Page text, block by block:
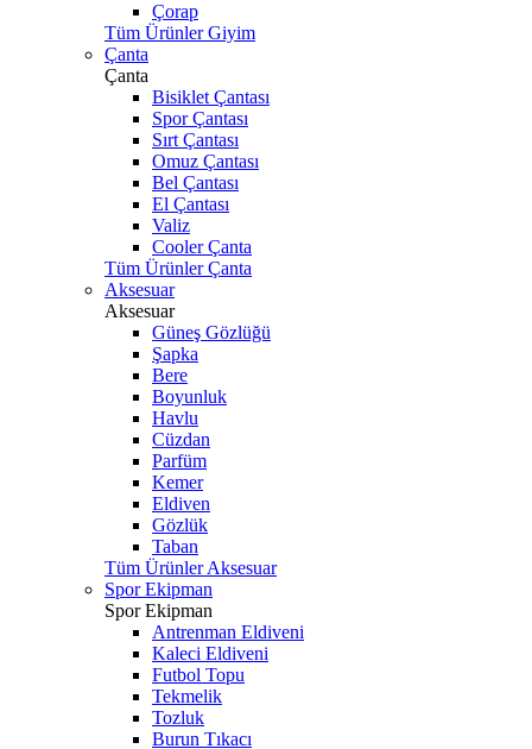
Çorap
Tüm Ürünler Giyim
Çanta
Çanta
Bisiklet Çantası
Spor Çantası
Sırt Çantası
Omuz Çantası
Bel Çantası
El Çantası
Valiz
Cooler Çanta
Tüm Ürünler Çanta
Aksesuar
Aksesuar
Güneş Gözlüğü
Şapka
Bere
Boyunluk
Havlu
Cüzdan
Parfüm
Kemer
Eldiven
Gözlük
Taban
Tüm Ürünler Aksesuar
Spor Ekipman
Spor Ekipman
Antrenman Eldiveni
Kaleci Eldiveni
Futbol Topu
Tekmelik
Tozluk
Burun Tıkacı